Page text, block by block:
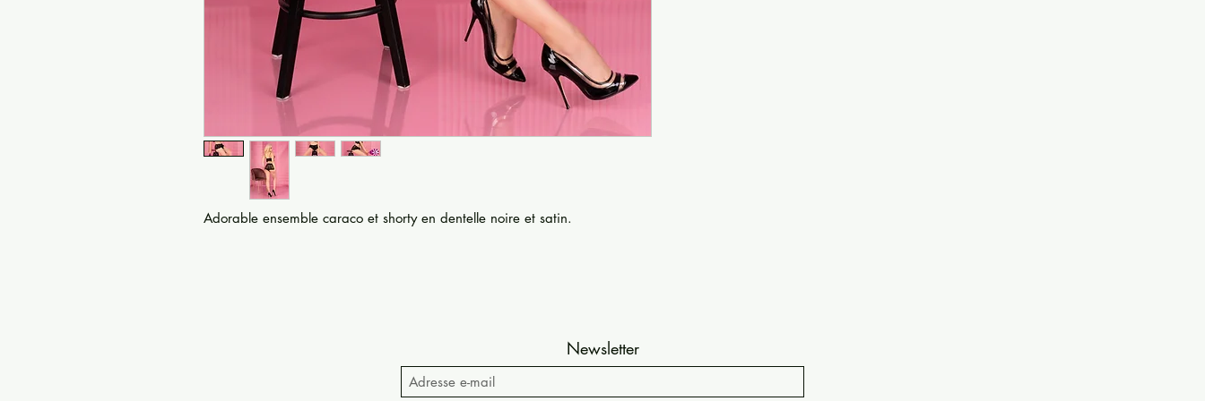
Adorable ensemble caraco et shorty en dentelle noire et satin.
Newsletter